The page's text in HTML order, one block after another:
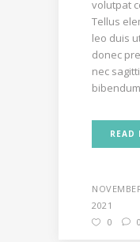
volutpat
Tellus
leo duis
donec
nec
READ
2021
0
0